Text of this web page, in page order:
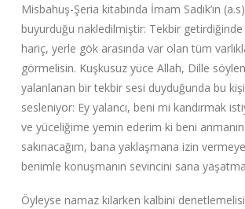
Misbahuş-Şeria kitabında İmam Sadık’ın
buyurduğu nakledilmiştir: Tekbir getirdiğinde
hariç, yerle gök arasında var olan tüm
görmelisin. Kuşkusuz yüce Allah, Dille
yalanlanan bir tekbir sesi duyduğunda bu
sesleniyor: Ey yalancı, beni mi kandırmak
ve yüceliğime yemin ederim ki beni anmanın
sakınacağım, bana yaklaşmana izin
benimle konuşmanın sevincini sana
Öyleyse namaz kılarken kalbini